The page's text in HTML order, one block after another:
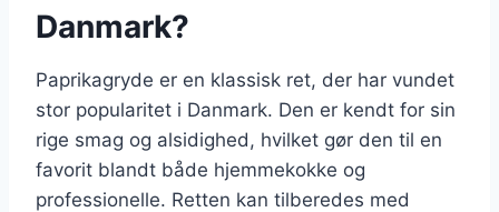
Danmark?
Paprikagryde er en klassisk ret, der har vundet
stor popularitet i Danmark. Den er kendt for sin
rige smag og alsidighed, hvilket gør den til en
favorit blandt både hjemmekokke og
professionelle. Retten kan tilberedes med